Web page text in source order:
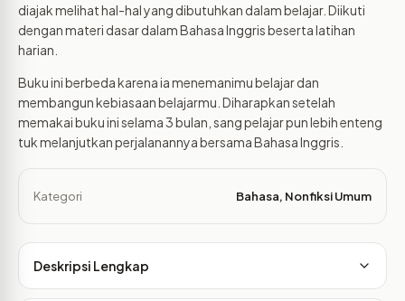
diajak melihat hal-hal yang dibutuhkan dalam belajar. Diikuti
dengan materi dasar dalam Bahasa Inggris beserta latihan
harian.
Buku ini berbeda karena ia menemanimu belajar dan
membangun kebiasaan belajarmu. Diharapkan setelah
memakai buku ini selama 3 bulan, sang pelajar pun lebih enteng
tuk melanjutkan perjalanannya bersama Bahasa Inggris.
Kategori Bahasa, Nonfiksi Umum
Deskripsi Lengkap